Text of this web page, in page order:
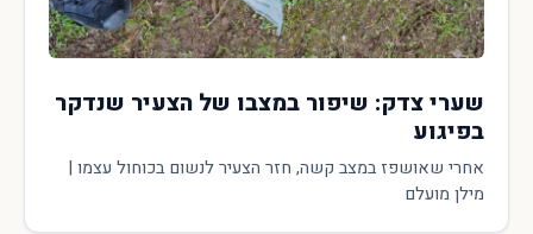
שערי צדק: שיפור במצבו של הצעיר שנדקר
בפיגוע
אחרי שאושפז במצב קשה, חזר הצעיר לנשום בכוחול עצמו |
מילן מועלם